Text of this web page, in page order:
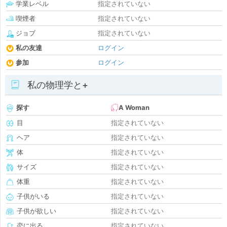
学業レベル
指定されていない
喫煙者
指定されていない
ジョブ
指定されていない
私の友達
ログイン
参加
ログイン
私の物理学と+
探す
A Woman
目
指定されていない
ヘア
指定されていない
体
指定されていない
サイズ
指定されていない
体重
指定されていない
子供がいる
指定されていない
子供が欲しい
指定されていない